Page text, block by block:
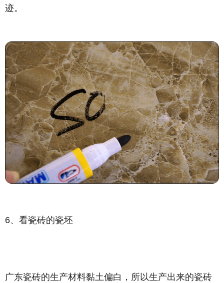
迹。
6、看瓷砖的瓷坯
广东瓷砖的生产材料黏土偏白，所以生产出来的瓷砖